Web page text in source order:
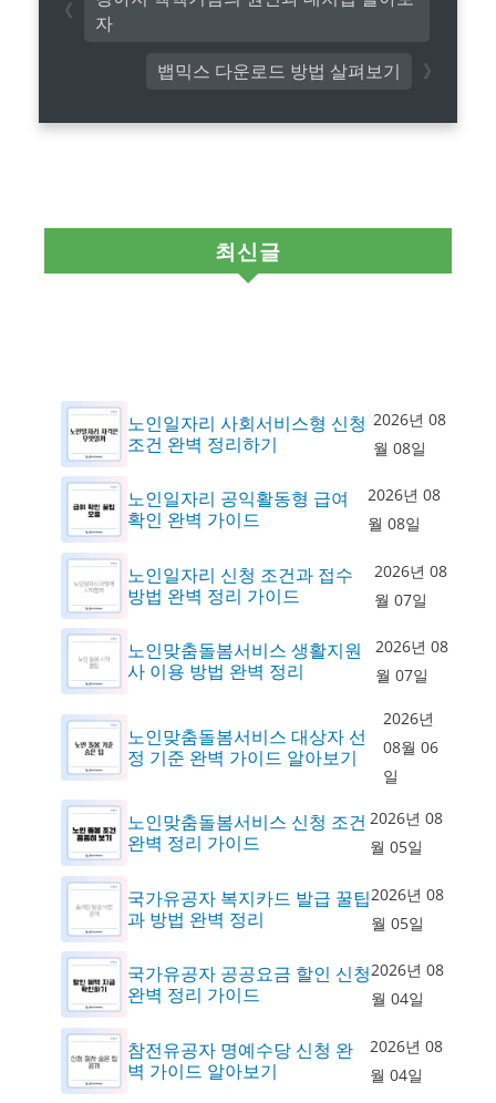
뱁믹스 다운로드 방법 살펴보기
자
최신글
노인일자리 사회서비스형 신청
조건 완벽 정리하기
2026년 08
월 08일
노인일자리 공익활동형 급여
확인 완벽 가이드
2026년 08
월 08일
노인일자리 신청 조건과 접수
방법 완벽 정리 가이드
2026년 08
월 07일
노인맞춤돌봄서비스 생활지원
사 이용 방법 완벽 정리
2026년 08
월 07일
노인맞춤돌봄서비스 대상자 선
정 기준 완벽 가이드 알아보기
2026년
08월 06
일
노인맞춤돌봄서비스 신청 조건
완벽 정리 가이드
2026년 08
월 05일
국가유공자 복지카드 발급 꿀팁
과 방법 완벽 정리
2026년 08
월 05일
국가유공자 공공요금 할인 신청
완벽 정리 가이드
2026년 08
월 04일
참전유공자 명예수당 신청 완
벽 가이드 알아보기
2026년 08
월 04일